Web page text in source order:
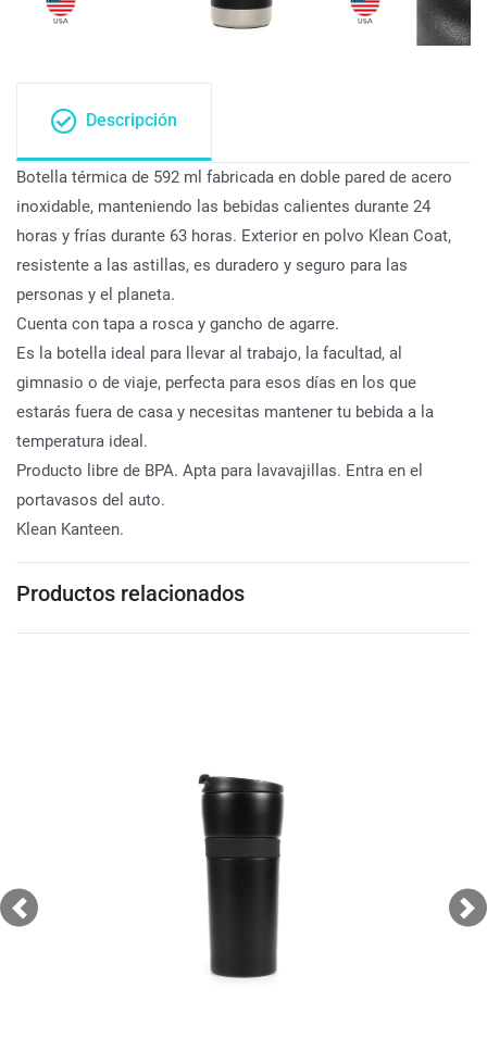
Descripción
Botella térmica de 592 ml fabricada en doble pared de acero
inoxidable, manteniendo las bebidas calientes durante 24
horas y frías durante 63 horas. Exterior en polvo Klean Coat,
resistente a las astillas, es duradero y seguro para las
personas y el planeta.
Cuenta con tapa a rosca y gancho de agarre.
Es la botella ideal para llevar al trabajo, la facultad, al
gimnasio o de viaje, perfecta para esos días en los que
estarás fuera de casa y necesitas mantener tu bebida a la
temperatura ideal.
Producto libre de BPA. Apta para lavavajillas. Entra en el
portavasos del auto.
Klean Kanteen.
Productos relacionados
Previous